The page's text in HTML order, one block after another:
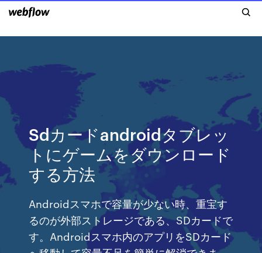
Sdカードandroidタブレッ
トにゲームをダウンロード
する方法
Androidスマホで容量が少ない時、重宝す
るのが外部ストレージである、SDカードで
す。Androidスマホ内のアプリをSDカード